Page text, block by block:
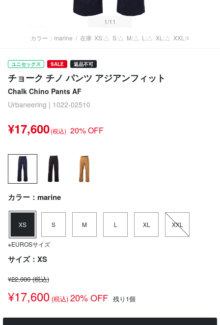
1/11
カラー：marine / 在庫 XS:△ S:△ M:△ L:△ XL:△ XXL:☓
ユニセックス SALE 返品不可
チョーク チノ パンツ アジアンフィット
Chalk Chino Pants AF
Urbaneering | 1022-02510
¥17,600(税込) 20% OFF
カラー：marine
XS S M L XL XXL
※EUROSサイズ
サイズ：XS
¥22,000(税込)
¥17,600 (税込) 20% OFF 残り1個